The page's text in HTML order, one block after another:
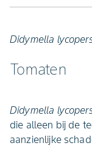
Didymella
Tomaten
Didymella
die alleen bij de
aanzienlijke